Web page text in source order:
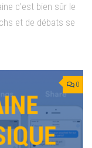
c’est bien sûr le
et de débats se
0